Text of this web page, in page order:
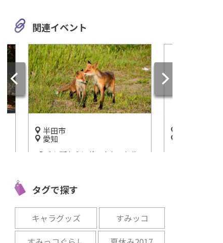
三重
三重県の『椿大神社』でみち
びきの祖神様・猿田彦大神に
お祈りをしよう！
自然も名前も美しい
くらパーク」でコテ
ンプを楽しもう！
関連イベント
半田市
愛知
「ごん狐(ごんぎつね)」を生
開催中
タグで探す
キャラグッズ
すみッコ